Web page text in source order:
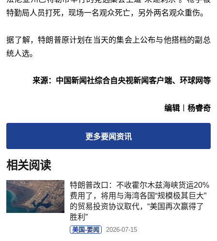
特勤局人员打死，现场一名观众死亡，另外两名观众重伤。
据了解，特朗普原计划在当天的集会上公布与他搭档的副总
统人选。
来源：中国新闻社综合自央视新闻客户端、环球网等
编辑︱杨睿奇
更多要闻资讯
相关阅读
特朗普改口：不收霍尔木兹海峡货运20%
费用了，将用与海湾各国“规模极其巨大”
的贸易投资协议取代，“美国再次赢得了
胜利”
美国-要闻 2026-07-15